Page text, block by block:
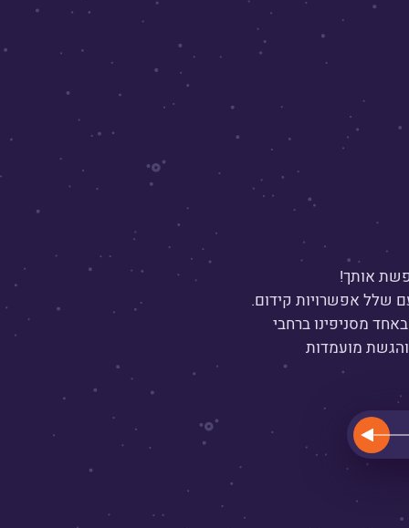
אותך!
שלל אפשרויות קידום.
מסניפינו ברחבי
מועמדות